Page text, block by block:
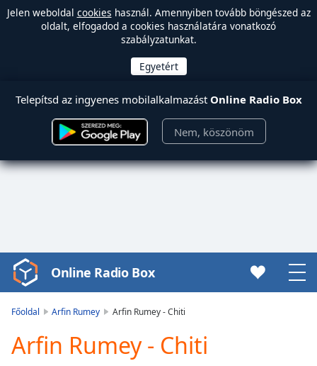
Jelen weboldal cookies használ. Amennyiben tovább böngészed az
oldalt, elfogadod a cookies használatára vonatkozó
szabályzatunkat.
Telepítsd az ingyenes mobilalkalmazást Online Radio Box
Nem, köszönöm
Video
Player
Play
Video
Online Radio Box
Főoldal Arfin Rumey Arfin Rumey - Chiti
Arfin Rumey - Chiti